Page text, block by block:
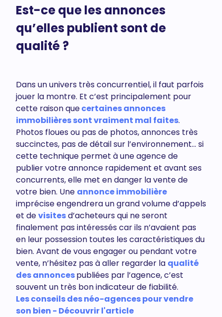
Est-ce que les annonces
qu’elles publient sont de
qualité ?
Dans un univers très concurrentiel, il faut parfois
jouer la montre. Et c’est principalement pour
cette raison quecertaines annonces
immobilières sont vraiment mal faites.
Photos floues ou pas de photos, annonces très
succinctes, pas de détail sur l’environnement… si
cette technique permet à une agence de
publier votre annonce rapidement et avant ses
concurrents, elle met en danger la vente de
votre bien. Une annonce immobilière
imprécise engendrera un grand volume d’appels
et devisitesd’acheteurs qui ne seront
finalement pas intéressés car ils n’avaient pas
en leur possession toutes les caractéristiques du
bien. Avant de vous engager ou pendant votre
vente, n’hésitez pas à aller regarder la qualité
des annoncespubliées par l’agence, c’est
souvent un très bon indicateur de fiabilité.
Les conseils des néo-agences pour vendre
son bien - Découvrir l'article